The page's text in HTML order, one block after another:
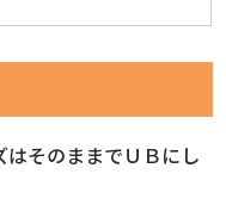
そのままでＵＢにし